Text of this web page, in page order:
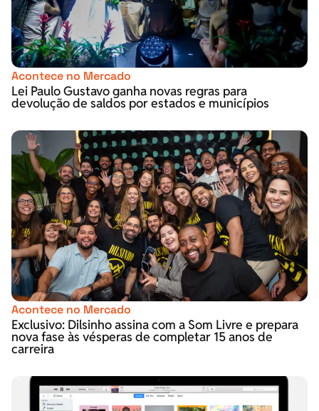
Acontece no Mercado
Lei Paulo Gustavo ganha novas regras para
devolução de saldos por estados e municípios
Acontece no Mercado
Exclusivo: Dilsinho assina com a Som Livre e prepara
nova fase às vésperas de completar 15 anos de
carreira